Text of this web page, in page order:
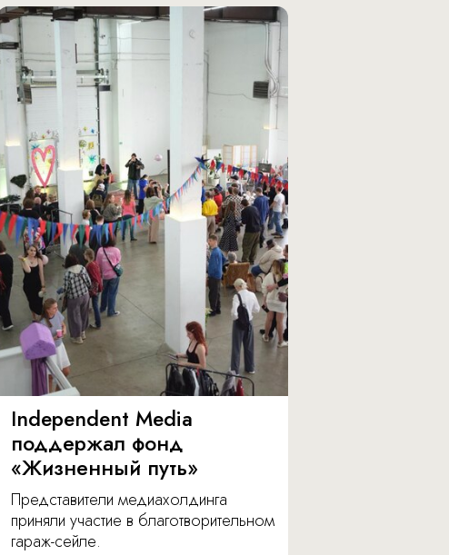
Independent Media
поддержал фонд
«Жизненный путь»
Представители медиахолдинга
приняли участие в благотворительном
гараж-сейле.